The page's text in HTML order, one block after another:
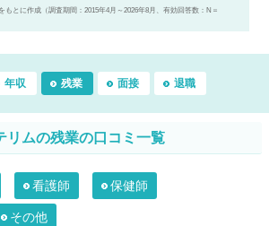
をもとに作成（調査期間：2015年4月～2026年8月、有効回答数：N＝
年収 残業 面接 退職
リムの残業の口コミ一覧
看護師 保健師
その他